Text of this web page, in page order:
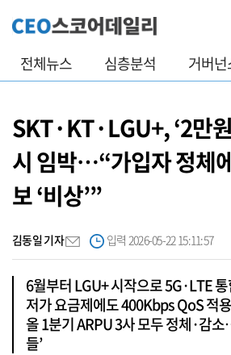
전체뉴스 심층분석 거버
SKT·KT·LGU+, ‘2만
시 임박…“가입자 정체
보 ‘비상’”
김동일 기자 입력 2026-05-22 15:11:57
6월부터 LGU+ 시작으로 5G·LTE
저가 요금제에도 400Kbps QoS 적
올 1분기 ARPU 3사 모두 정체·감
들’